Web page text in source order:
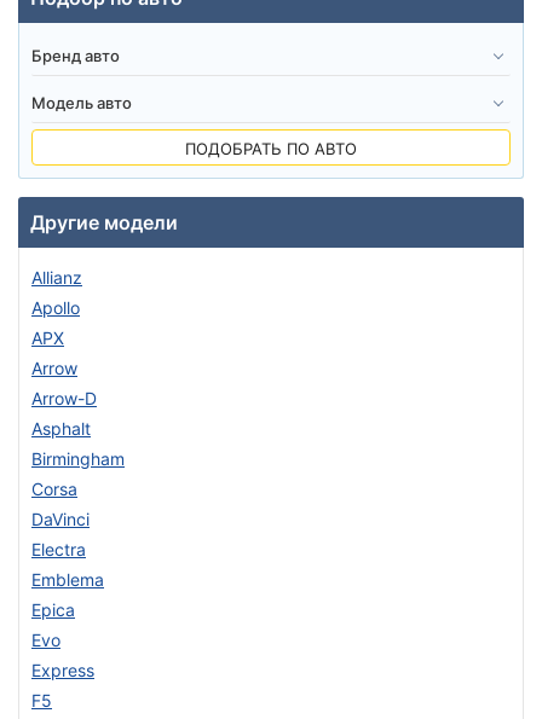
ПОДОБРАТЬ ПО АВТО
Другие модели
Allianz
Apollo
APX
Arrow
Arrow-D
Asphalt
Birmingham
Corsa
DaVinci
Electra
Emblema
Epica
Evo
Express
F5